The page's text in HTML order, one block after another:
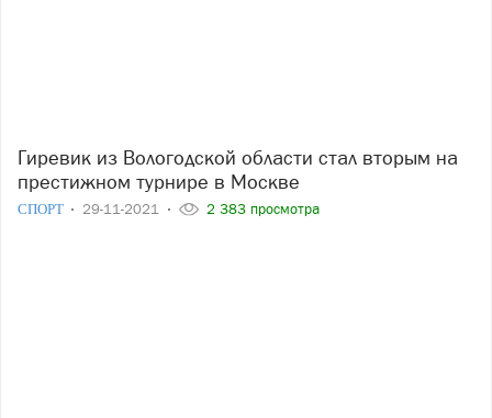
Гиревик из Вологодской области стал вторым на
престижном турнире в Москве
СПОРТ 29-11-2021 2 383 просмотра